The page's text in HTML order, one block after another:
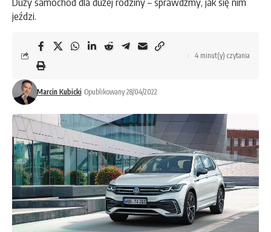
jeździ.
Marcin Kubicki Opublikowany 28/04/2022
4 minut(y) czytania